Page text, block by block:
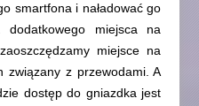
smartfona i naładować go
dodatkowego miejsca na
miejsce na
związany z przewodami. A
dostęp do gniazdka jest